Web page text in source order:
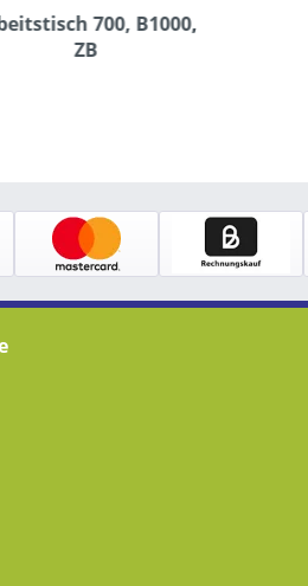
700, B1000,
ZB